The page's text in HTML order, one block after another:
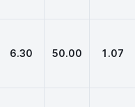
6.30 50.00 1.07